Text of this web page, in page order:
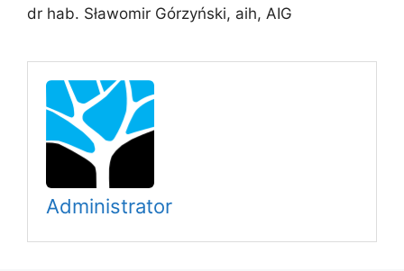
dr hab. Sławomir Górzyński, aih, AIG
Administrator